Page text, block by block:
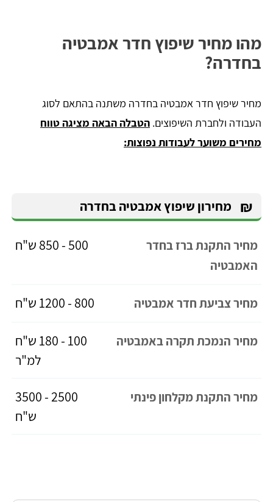
מהו מחיר שיפוץ חדר אמבטיה
בחדרה?
מחיר שיפוץ חדר אמבטיה בחדרה משתנה בהתאם לסוג
העבודה ולחברת השיפוצים. הטבלה הבאה מציגה טווח
מחירים משוער לעבודות נפוצות:
₪ מחירון שיפוץ אמבטיה בחדרה
מחיר התקנת ברז בחדר
האמבטיה
500 - 850 ש"ח
מחיר צביעת חדר אמבטיה 800 - 1200 ש"ח
מחיר הנמכת תקרה באמבטיה
100 - 180 ש"ח
למ"ר
מחיר התקנת מקלחון פינתי
2500 - 3500
ש"ח